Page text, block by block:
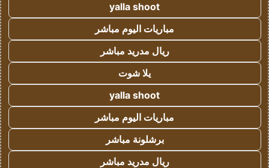
yalla shoot
مباريات اليوم مباشر
ريال مدريد مباشر
يلا شوت
yalla shoot
مباريات اليوم مباشر
برشلونة مباشر
ريال مدريد مباشر